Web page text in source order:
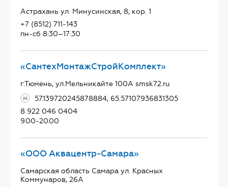
Астрахань ул. Минусинская, 8, кор. 1
+7 (8512) 711-143
пн-сб 8:30–17:30
«СантехМонтажСтройКомплект»
г.Тюмень, ул.Мельникайте 100А smsk72.ru
57.139720245878884, 65.57107936831305
8 922 046 0404
9.00-20.00
«ООО Аквацентр-Самара»
Самарская область Самара ул. Красных
Коммунаров, 26А